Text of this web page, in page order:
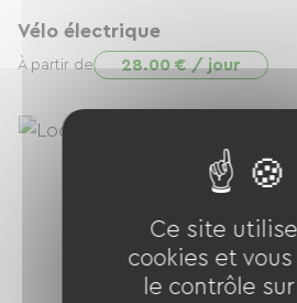
Vélo électrique
À partir de 28.00 € / jour
Ce site
cookies et
le contrôle